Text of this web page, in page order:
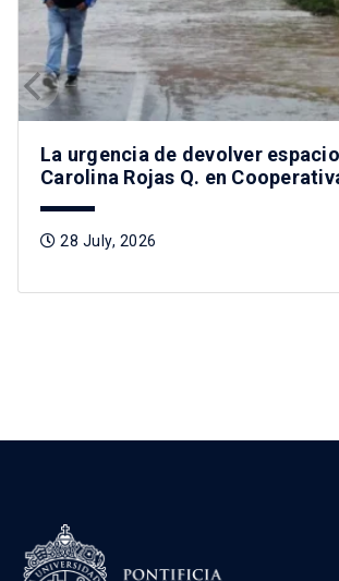
La urgencia de devolver
Carolina Rojas Q. en
28 July, 2026